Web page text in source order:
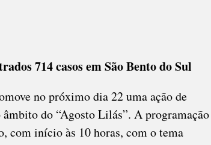
714 casos em São Bento do Sul
no próximo dia 22 uma ação de
do “Agosto Lilás”. A programação
com início às 10 horas, com o tema